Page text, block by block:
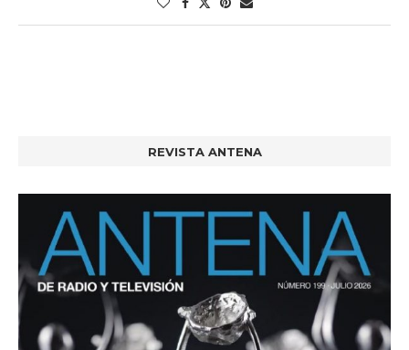
REVISTA ANTENA